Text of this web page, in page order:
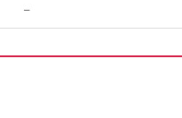
–